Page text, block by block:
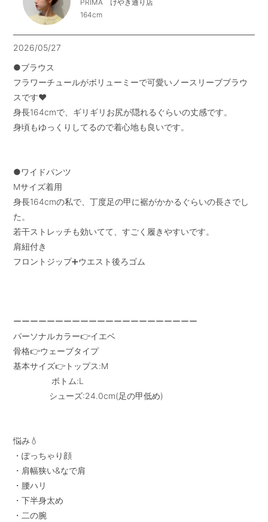
PRIMA けやき通り店
164cm
2026/05/27
●ブラウス
フラワーチュールがボリューミーで可愛いノースリーブブラウ
スです❤️
身長164cmで、ギリギリお尻が隠れるぐらいの丈感です。
身頃もゆっくりしてるので着心地も良いです。
●ワイドパンツ
Mサイズ着用
身長164cmの私で、丁度足の甲に裾がかかるぐらいの長さでし
た。
若干ストレッチも効いてて、すごく履きやすいです。
肩紐付き
フロントジップ➕ウエスト後ろゴム
ーーーーーーーーーーーーーーーーーーーーーー
パーソナルカラー👉イエベ
骨格👉ウェーブタイプ
基本サイズ👉トップス:M
悩み💧
・ぽっちゃり顔
・肩幅狭い&なで肩
・腰ハリ
・下半身太め
・二の腕